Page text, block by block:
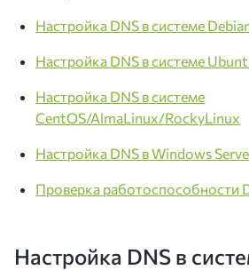
Настройка DNS в системе
Настройка DNS в системе
Настройка DNS в системе
CentOS/AlmaLinux/RockyLinux
Настройка DNS в Windows
Проверка работоспособности
Настройка DNS в